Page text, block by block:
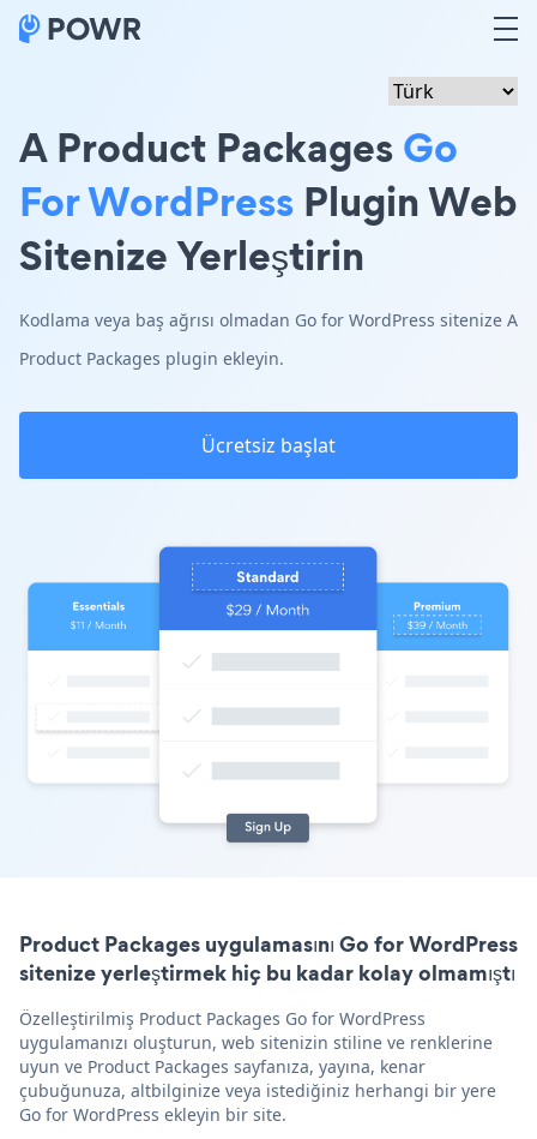
A Product PackagesGo
For WordPress Plugin Web
Sitenize Yerleştirin
Kodlama veya baş ağrısı olmadan Go for WordPress sitenize A
Product Packages plugin ekleyin.
Ücretsiz başlat
Product Packages uygulamasını Go for WordPress
sitenize yerleştirmek hiç bu kadar kolay olmamıştı
Özelleştirilmiş Product Packages Go for WordPress
uygulamanızı oluşturun, web sitenizin stiline ve renklerine
uyun ve Product Packages sayfanıza, yayına, kenar
çubuğunuza, altbilginize veya istediğiniz herhangi bir yere
Go for WordPress ekleyin bir site.